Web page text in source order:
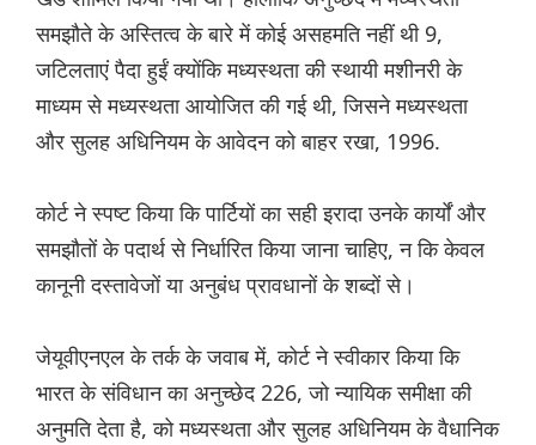
समझौते के अस्तित्व के बारे में कोई असहमति नहीं थी 9,
जटिलताएं पैदा हुईं क्योंकि मध्यस्थता की स्थायी मशीनरी के
माध्यम से मध्यस्थता आयोजित की गई थी, जिसने मध्यस्थता
और सुलह अधिनियम के आवेदन को बाहर रखा, 1996.
कोर्ट ने स्पष्ट किया कि पार्टियों का सही इरादा उनके कार्यों और
समझौतों के पदार्थ से निर्धारित किया जाना चाहिए, न कि केवल
कानूनी दस्तावेजों या अनुबंध प्रावधानों के शब्दों से।
जेयूवीएनएल के तर्क के जवाब में, कोर्ट ने स्वीकार किया कि
भारत के संविधान का अनुच्छेद 226, जो न्यायिक समीक्षा की
अनुमति देता है, को मध्यस्थता और सुलह अधिनियम के वैधानिक